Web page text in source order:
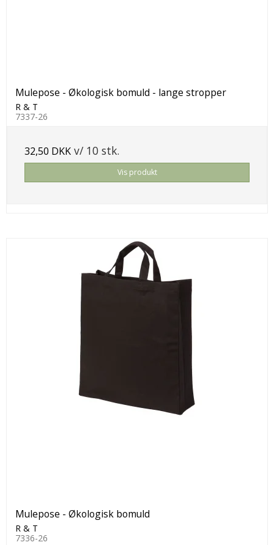
Mulepose - Økologisk bomuld - lange stropper
R & T
7337-26
32,50 DKK v/ 10 stk.
Vis produkt
Mulepose - Økologisk bomuld
R & T
7336-26